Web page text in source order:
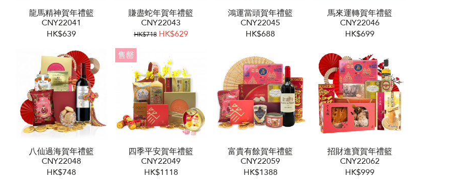
龍馬精神賀年禮籃
CNY22041
HK$639
賺盡蛇年賀年禮籃
CNY22043
HK$718 HK$629
鴻運當頭賀年禮籃
CNY22045
HK$688
馬來運轉賀年禮籃
CNY22046
HK$699
八仙過海賀年禮籃
CNY22048
HK$748
售罄
四季平安賀年禮籃
CNY22049
HK$1118
富貴有餘賀年禮籃
CNY22059
HK$1388
招財進寶賀年禮籃
CNY22062
HK$999